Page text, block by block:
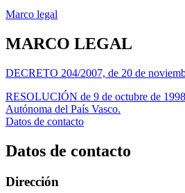
Marco legal
MARCO LEGAL
DECRETO 204/2007, de 20 de
RESOLUCIÓN de 9 de octubre de
Autónoma del País Vasco.
Datos de contacto
Datos de contacto
Dirección